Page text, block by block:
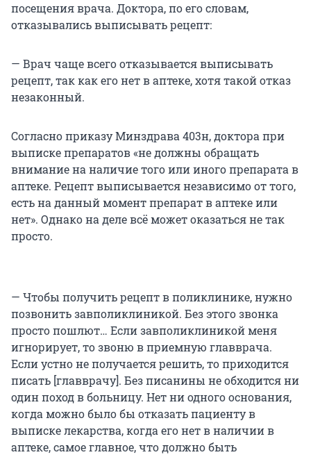
посещения врача. Доктора, по его словам,
отказывались выписывать рецепт:
— Врач чаще всего отказывается выписывать
рецепт, так как его нет в аптеке, хотя такой отказ
незаконный.
Согласно приказу Минздрава 403н, доктора при
выписке препаратов «не должны обращать
внимание на наличие того или иного препарата в
аптеке. Рецепт выписывается независимо от того,
есть на данный момент препарат в аптеке или
нет». Однако на деле всё может оказаться не так
просто.
— Чтобы получить рецепт в поликлинике, нужно
позвонить завполиклиникой. Без этого звонка
просто пошлют… Если завполиклиникой меня
игнорирует, то звоню в приемную главврача.
Если устно не получается решить, то приходится
писать [главврачу]. Без писанины не обходится ни
один поход в больницу. Нет ни одного основания,
когда можно было бы отказать пациенту в
выписке лекарства, когда его нет в наличии в
аптеке, самое главное, что должно быть